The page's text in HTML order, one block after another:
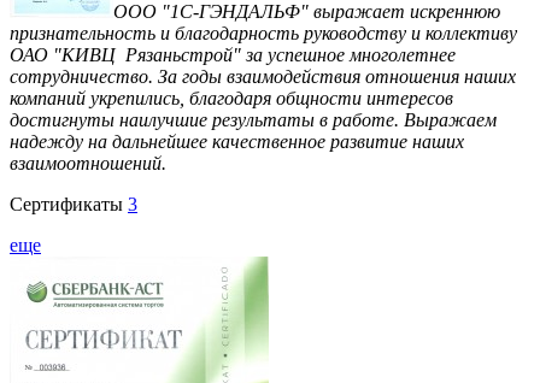
ООО "1С-ГЭНДАЛЬФ" выражает искреннюю
признательность и благодарность руководству и коллективу
ОАО "КИВЦ Рязаньстрой" за успешное многолетнее
сотрудничество. За годы взаимодействия отношения наших
компаний укрепились, благодаря общности интересов
достигнуты наилучшие результаты в работе. Выражаем
надежду на дальнейшее качественное развитие наших
взаимоотношений.
Сертификаты 3
еще